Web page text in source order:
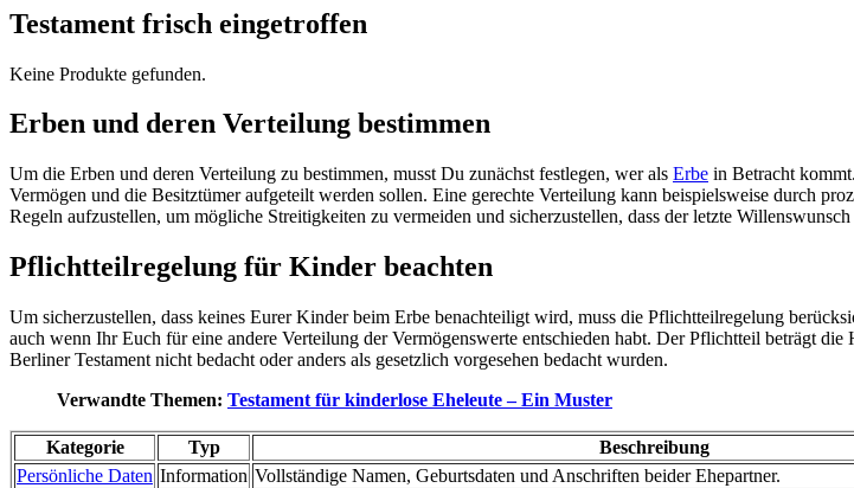
Testament frisch eingetroffen
Keine Produkte gefunden.
Erben und deren Verteilung bestimmen
Um die Erben und deren Verteilung zu bestimmen, musst Du zunächst festlegen, wer als Erbe in Betracht
Vermögen und die Besitztümer aufgeteilt werden sollen. Eine gerechte Verteilung kann beispielsweise durch
Regeln aufzustellen, um mögliche Streitigkeiten zu vermeiden und sicherzustellen, dass der letzte
Pflichtteilregelung für Kinder beachten
Um sicherzustellen, dass keines Eurer Kinder beim Erbe benachteiligt wird, muss die Pflichtteilregelung
auch wenn Ihr Euch für eine andere Verteilung der Vermögenswerte entschieden habt. Der Pflichtteil beträgt
Berliner Testament nicht bedacht oder anders als gesetzlich vorgesehen bedacht wurden.
Verwandte Themen: Testament für kinderlose Eheleute – Ein Muster
Kategorie Typ
Beschreibung
Persönliche Daten Information Vollständige Namen, Geburtsdaten und Anschriften beider Ehepartner.